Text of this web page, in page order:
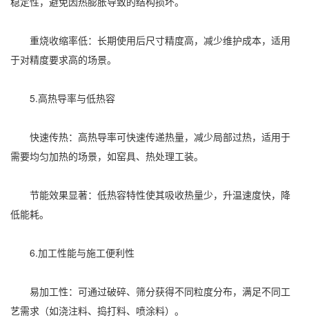
重烧收缩率低：长期使用后尺寸精度高，减少维护成本，适用
于对精度要求高的场景。
5.高热导率与低热容
快速传热：高热导率可快速传递热量，减少局部过热，适用于
需要均匀加热的场景，如窑具、热处理工装。
节能效果显著：低热容特性使其吸收热量少，升温速度快，降
低能耗。
6.加工性能与施工便利性
易加工性：可通过破碎、筛分获得不同粒度分布，满足不同工
艺需求（如浇注料、捣打料、喷涂料）。